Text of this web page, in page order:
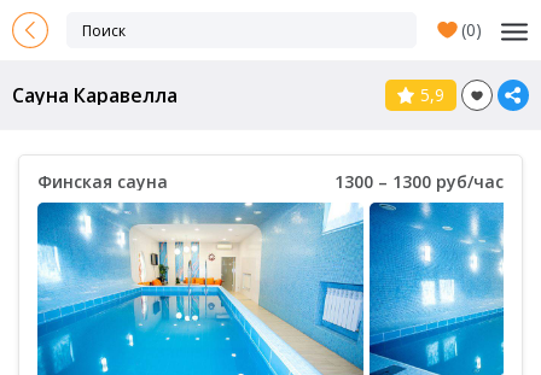
(0)
Сауна Каравелла 5,9
Финская сауна 1300 – 1300 руб/час